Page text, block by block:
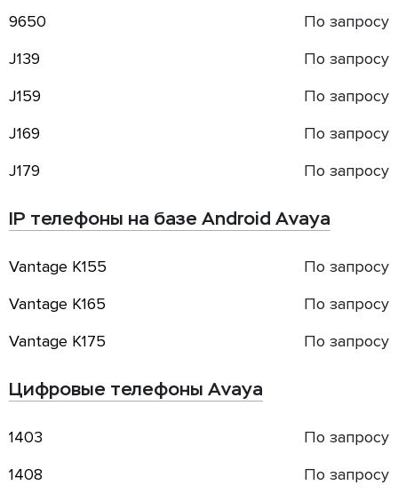
9650
По запросу
J139
По запросу
J159
По запросу
J169
По запросу
J179
По запросу
IP телефоны на базе Android Avaya
Vantage K155
По запросу
Vantage K165
По запросу
Vantage K175
По запросу
Цифровые телефоны Avaya
1403
По запросу
1408
По запросу